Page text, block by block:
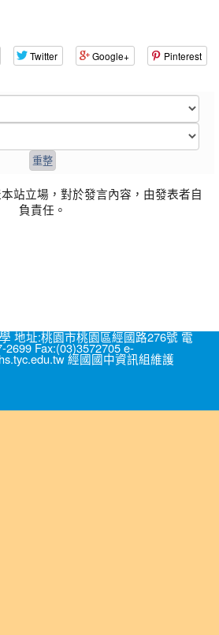
Twitter Google+ Pinterest
站立場，對於發言內容，由發表者自
負責任。
地址:桃園市桃園區經國路276號 電
2699 Fax:(03)3572705 e-
經國國中資訊組維護